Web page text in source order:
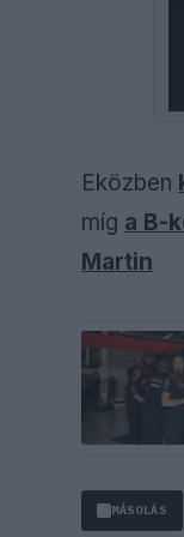
Eközben
míg a B-
Martin
MÁSOLÁS